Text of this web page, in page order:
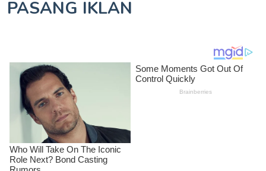
PASANG IKLAN